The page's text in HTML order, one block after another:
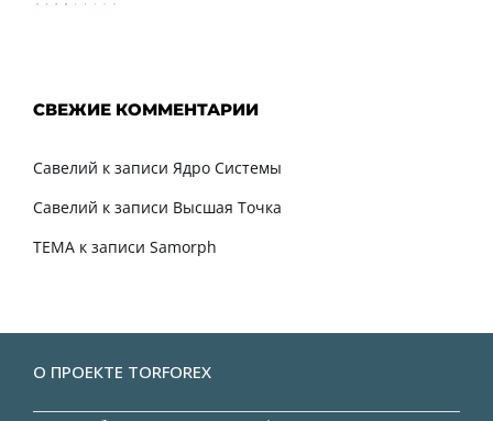
СВЕЖИЕ КОММЕНТАРИИ
Савелий к записи Ядро Системы
Савелий к записи Высшая Точка
TEMA к записи Samorph
О ПРОЕКТЕ TORFOREX